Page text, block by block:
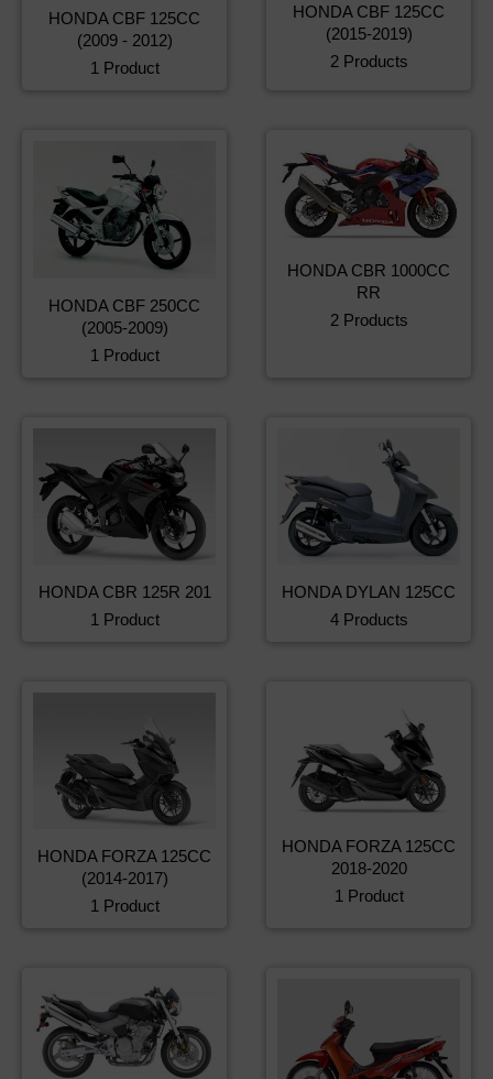
HONDA CBF 125CC
(2009 - 2012)
1 Product
HONDA CBF 125CC
(2015-2019)
2 Products
HONDA CBF 250CC
(2005-2009)
1 Product
HONDA CBR 1000CC
RR
2 Products
HONDA CBR 125R 201
1 Product
HONDA DYLAN 125CC
4 Products
HONDA FORZA 125CC
(2014-2017)
1 Product
HONDA FORZA 125CC
2018-2020
1 Product